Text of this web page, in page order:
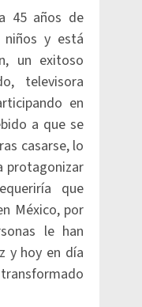
45 años de
y está
un exitoso
televisora
en
a que se
casarse, lo
protagonizar
que
México, por
le han
y hoy en día